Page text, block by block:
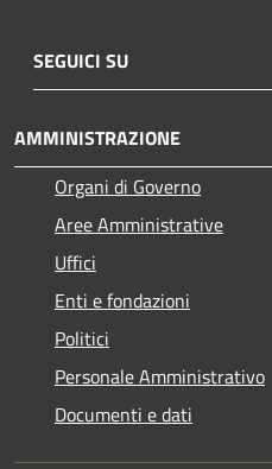
SEGUICI SU
AMMINISTRAZIONE
Organi di Governo
Aree Amministrative
Uffici
Enti e fondazioni
Politici
Personale Amministrativo
Documenti e dati